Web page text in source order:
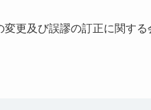
更及び誤謬の訂正に関す